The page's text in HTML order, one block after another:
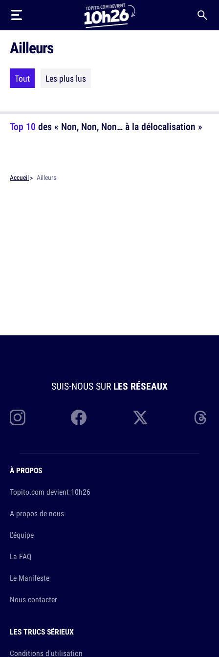
Ailleurs
Tout Les plus lus
Top 10 des « Non, Non, Non… à la délocalisation »
Accueil Ailleurs
SUIS-NOUS SUR LES RÉSEAUX
À PROPOS
Topito.com devient 10h26
A propos de nous
L'équipe
La FAQ
Le Manifeste
Nous contacter
LES TRUCS SÉRIEUX
Conditions d'utilisation